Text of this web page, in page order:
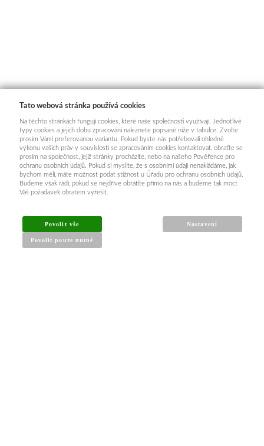
INFORMACE PRO KUPUJÍCÍ
Obchodní podmínky
Tato webová stránka používá cookies
Na těchto stránkách fungují cookies, které naše společnosti využívají. Jednotlivé
typy cookies a jejich dobu zpracování naleznete popsané níže v tabulce. Zvolte
prosím Vámi preferovanou variantu. Pokud byste nás potřebovali ohledně
výkonu vašich práv v souvislosti se zpracováním cookies kontaktovat, obraťte se
prosím na společnost, jejíž stránky procházíte, nebo na našeho Pověřence pro
ochranu osobních údajů. Pokud si myslíte, že s osobními údaji nenakládáme, jak
bychom měli, máte možnost podat stížnost u Úřadu pro ochranu osobních údajů.
Budeme však rádi, pokud se nejdříve obrátíte přímo na nás a budeme tak moct
Váš požadavek obratem vyřešit.
Povolit vše
Povolit pouze nutné
Nastavení